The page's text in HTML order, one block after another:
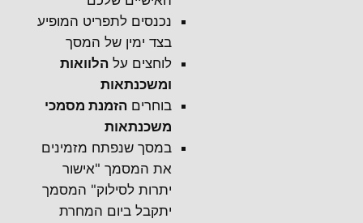
נכנסים לתפריט המופיע
בצד ימין של המסך
לוחצים על הלוואות
ומשכנתאות
בוחרים הזמנת מסמכי
משכנתאות
במסך שנפתח מזמינים
את המסמך "אישור
יתרות לסילוק" המסמך
יתקבל ביום המחרת